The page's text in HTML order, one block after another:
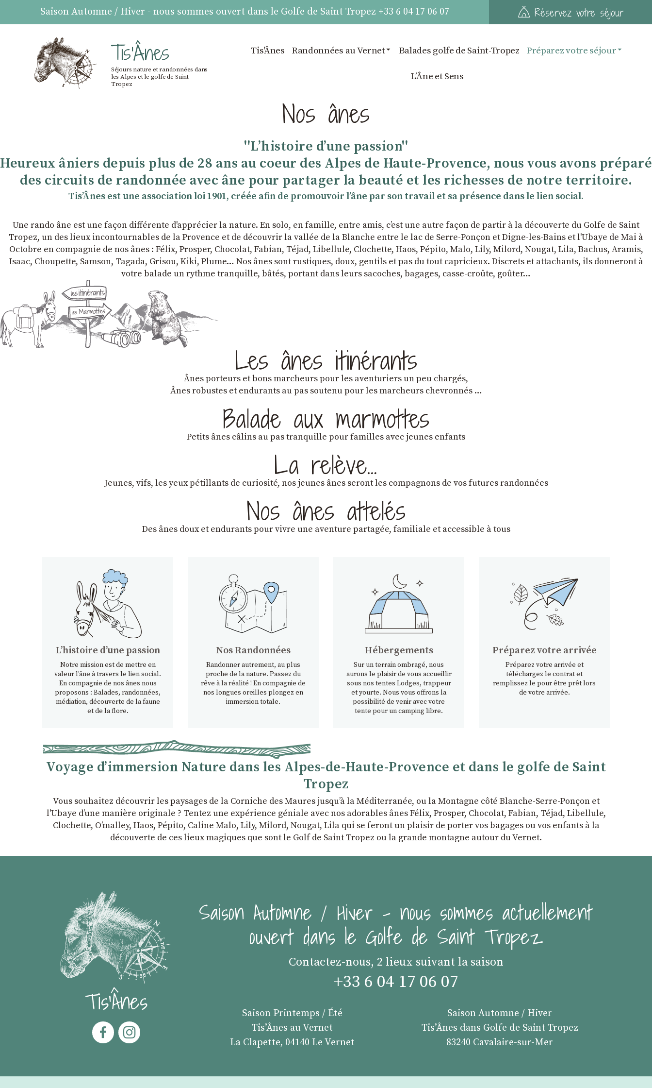
Saison Automne / Hiver - nous sommes ouvert dans le Golfe de Saint Tropez +33 6 04 17 06 07 Réservez votre séjour
Tis'Ânes
Séjours nature et randonnées dans
les Alpes et le golfe de Saint-
Tropez
Tis'Ânes Randonnées au Vernet Balades golfe de Saint-Tropez Préparez votre séjour
LʼÂne et Sens
Nos ânes
''Lʼhistoire dʼune passion''
Heureux âniers depuis plus de 28 ans au coeur des Alpes de Haute-Provence, nous vous avons préparé
des circuits de randonnée avec âne pour partager la beauté et les richesses de notre territoire.
TisʼÂnes est une association loi 1901, créée afin de promouvoir lʼâne par son travail et sa présence dans le lien social.
Une rando âne est une façon différente d'apprécier la nature. En solo, en famille, entre amis, cʼest une autre façon de partir à la découverte du Golfe de Saint
Tropez, un des lieux incontournables de la Provence et de découvrir la vallée de la Blanche entre le lac de Serre-Ponçon et Digne-les-Bains et l'Ubaye de Mai à
Octobre en compagnie de nos ânes : Félix, Prosper, Chocolat, Fabian, Téjad, Libellule, Clochette, Haos, Pépito, Malo, Lily, Milord, Nougat, Lila, Bachus, Aramis,
Isaac, Choupette, Samson, Tagada, Grisou, Kiki, Plume… Nos ânes sont rustiques, doux, gentils et pas du tout capricieux. Discrets et attachants, ils donneront à
votre balade un rythme tranquille, bâtés, portant dans leurs sacoches, bagages, casse-croûte, goûter…
Les ânes itinérants
Ânes porteurs et bons marcheurs pour les aventuriers un peu chargés,
Ânes robustes et endurants au pas soutenu pour les marcheurs chevronnés …
Balade aux marmottes
Petits ânes câlins au pas tranquille pour familles avec jeunes enfants
La relève…
Jeunes, vifs, les yeux pétillants de curiosité, nos jeunes ânes seront les compagnons de vos futures randonnées
Nos ânes attelés
Des ânes doux et endurantspour vivre une aventure partagée, familiale et accessible à tous
Lʼhistoire dʼune passion
Notre mission est de mettre en
valeur l’âne à travers le lien social.
En compagnie de nos ânes nous
proposons : Balades, randonnées,
médiation, découverte de la faune
et de la flore.
Nos Randonnées
Randonner autrement, au plus
proche de la nature. Passez du
rêve à la réalité ! En compagnie de
nos longues oreilles plongez en
immersion totale.
Hébergements
Sur un terrain ombragé, nous
aurons le plaisir de vous accueillir
sous nos tentes Lodges, trappeur
et yourte. Nous vous offrons la
possibilité de venir avec votre
tente pour un camping libre.
Préparez votre arrivée
Préparez votre arrivée et
téléchargez le contrat et
remplissez le pour être prêt lors
de votre arrivée.
Voyage d’immersion Nature dans les Alpes-de-Haute-Provence et dans le golfe de Saint
Tropez
Vous souhaitez découvrir les paysages de la Corniche des Maures jusqu’à la Méditerranée, ou la Montagne côté Blanche-Serre-Ponçon et
l'Ubaye dʼune manière originale ? Tentez une expérience géniale avec nos adorables ânes Félix, Prosper, Chocolat, Fabian, Téjad, Libellule,
Clochette, Oʼmalley, Haos, Pépito, Caline Malo, Lily, Milord, Nougat, Lila qui se feront un plaisir de porter vos bagages ou vos enfants à la
découverte de ces lieux magiques que sont le Golf de Saint Tropez ou la grande montagne autour du Vernet.
Tis'Ânes
Saison Automne / Hiver - nous sommes actuellement
ouvert dans le Golfe de Saint Tropez
Contactez-nous, 2 lieux suivant la saison
+33 6 04 17 06 07
Saison Printemps / Été
Tis’Ânes au Vernet
La Clapette, 04140 Le Vernet
Saison Automne / Hiver
Tis’Ânes dans Golfe de Saint Tropez
83240 Cavalaire-sur-Mer